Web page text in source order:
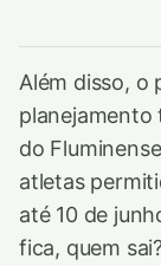
Além disso, o
planejamento
do
atletas
até 10 de
fica, quem